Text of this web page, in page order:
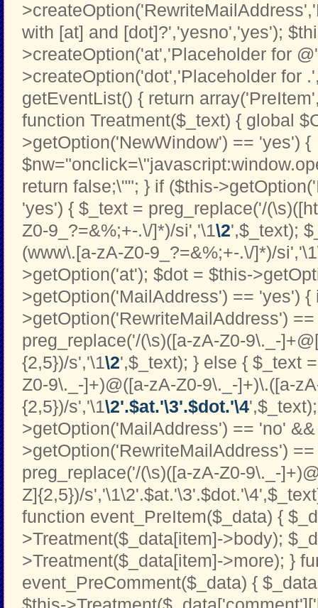
with [at] and [dot]?','yesno','yes');
>createOption('at','Placeholder for
>createOption('dot','Placeholder for
getEventList() { return
function Treatment($_text) { global
>getOption('NewWindow') == 'yes') {
return false;\""; } if ($this-
'yes') { $_text = preg_replace('/
Z0-9_?=&%;+-.\/]*)/si','\1\2',$_text);
(www\.[a-zA-Z0-9_?=&%;+-.\/]*)/si','\1
>getOption('at'); $dot = $this-
>getOption('MailAddress') == 'yes') {
>getOption('RewriteMailAddress')
preg_replace('/(\s)([a-zA-Z0-9\._-
{2,5})/s','\1\2',$_text); } else { $_text
Z0-9\._-]+)@([a-zA-Z0-9\._-]+)\.([a-
{2,5})/s','\1\2'.$at.'\3'.$dot.'\4
>getOption('MailAddress') == 'no'
>getOption('RewriteMailAddress')
preg_replace('/(\s)([a-zA-Z0-9\._-
Z]{2,5})/
function event_PreItem($_data) {
>Treatment($_data[item]->body);
>Treatment($_data[item]->more); }
event_PreComment($_data) {